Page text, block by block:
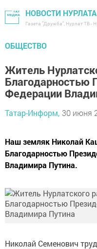
НОВОСТИ НУРЛАТА
Газета "Дружба", Нурлат ТВ -
ОБЩЕСТВО
Житель
Благодарностью
Федерации
Татар-Информ, 30 июня
Наш земляк Николай
Благодарностью
Владимира Путина.
Николай Семенович